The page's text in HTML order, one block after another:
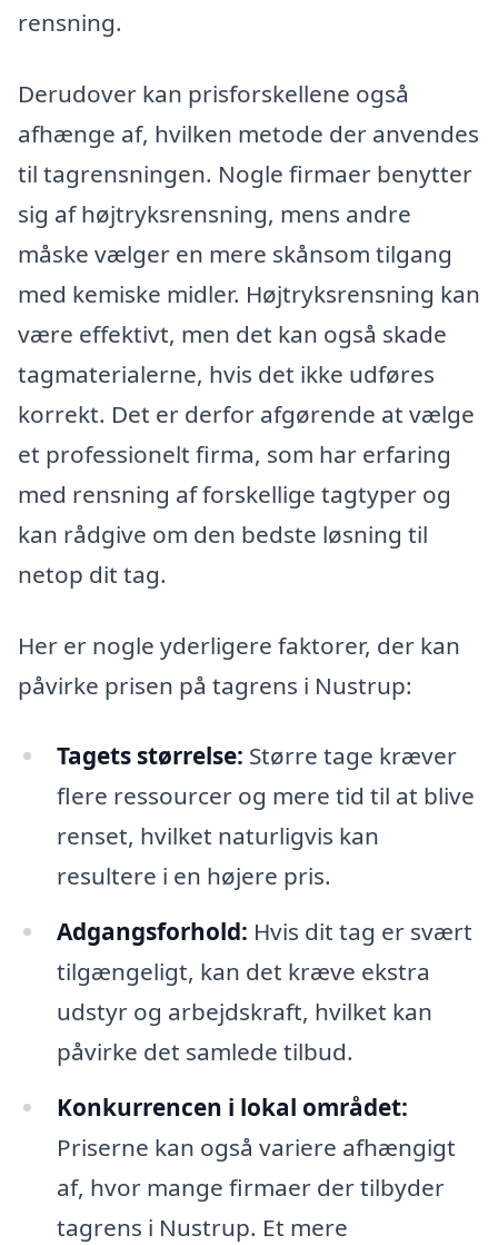
rensning.
Derudover kan prisforskellene også
afhænge af, hvilken metode der anvendes
til tagrensningen. Nogle firmaer benytter
sig af højtryksrensning, mens andre
måske vælger en mere skånsom tilgang
med kemiske midler. Højtryksrensning kan
være effektivt, men det kan også skade
tagmaterialerne, hvis det ikke udføres
korrekt. Det er derfor afgørende at vælge
et professionelt firma, som har erfaring
med rensning af forskellige tagtyper og
kan rådgive om den bedste løsning til
netop dit tag.
Her er nogle yderligere faktorer, der kan
påvirke prisen på tagrens i Nustrup:
Tagets størrelse: Større tage kræver
flere ressourcer og mere tid til at blive
renset, hvilket naturligvis kan
resultere i en højere pris.
Adgangsforhold: Hvis dit tag er svært
tilgængeligt, kan det kræve ekstra
udstyr og arbejdskraft, hvilket kan
påvirke det samlede tilbud.
Konkurrencen i lokal området:
Priserne kan også variere afhængigt
af, hvor mange firmaer der tilbyder
tagrens i Nustrup. Et mere